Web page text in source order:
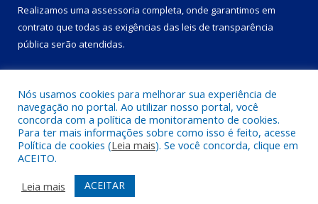
Realizamos uma assessoria completa, onde garantimos em
contrato que todas as exigências das leis de transparência
pública serão atendidas.
Todos os direitos reservados a Câmara Municipal de Dom Eliseu.
Mapa do Site
Acessar Área Administrativa
Acessar Webmail
Nós usamos cookies para melhorar sua experiência de
navegação no portal. Ao utilizar nosso portal, você
concorda com a política de monitoramento de cookies.
Para ter mais informações sobre como isso é feito, acesse
Política de cookies (Leia mais). Se você concorda, clique em
ACEITO.
Leia mais
ACEITAR